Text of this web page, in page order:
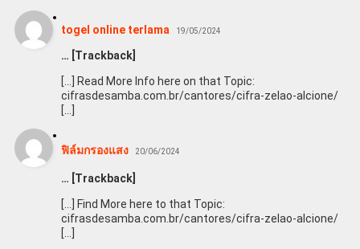
togel online terlama 19/05/2024
… [Trackback]
[…] Read More Info here on that Topic:
cifrasdesamba.com.br/cantores/cifra-zelao-alcione/
[…]
ฟิล์มกรองแสง 20/06/2024
… [Trackback]
[…] Find More here to that Topic:
cifrasdesamba.com.br/cantores/cifra-zelao-alcione/
[…]